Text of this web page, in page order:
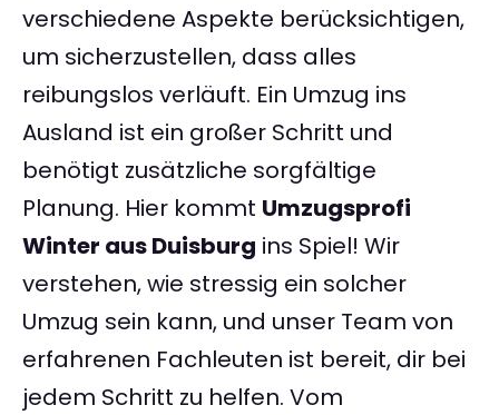
verschiedene Aspekte berücksichtigen,
um sicherzustellen, dass alles
reibungslos verläuft. Ein Umzug ins
Ausland ist ein großer Schritt und
benötigt zusätzliche sorgfältige
Planung. Hier kommt Umzugsprofi
Winter aus Duisburg ins Spiel! Wir
verstehen, wie stressig ein solcher
Umzug sein kann, und unser Team von
erfahrenen Fachleuten ist bereit, dir bei
jedem Schritt zu helfen. Vom